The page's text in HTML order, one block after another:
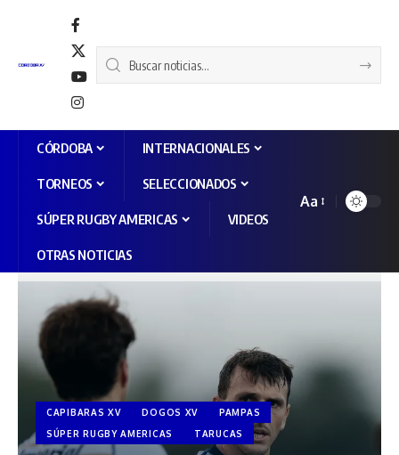
CÓRDOBA INTERNACIONALES
TORNEOS SELECCIONADOS
SÚPER RUGBY AMERICAS VIDEOS
OTRAS NOTICIAS
Aa
CAPIBARAS XV DOGOS XV
PAMPAS
SÚPER RUGBY AMERICAS
TARUCAS